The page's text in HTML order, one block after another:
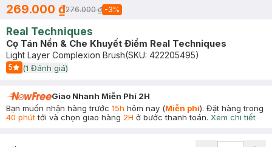
269.000 ₫276.000 ₫ -3%
Real Techniques
Cọ Tán Nền & Che Khuyết Điểm Real Techniques
Light Layer Complexion Brush(SKU: 422205495)
5
Start Icon
(1 Đánh giá)
Giao Nhanh Miễn Phí 2H
Bạn muốn nhận hàng trước 15h hôm nay (Miễn phí). Đặt hàng trong
40 phúttới và chọn giao hàng 2H ở bước thanh toán. Xem chi tiết